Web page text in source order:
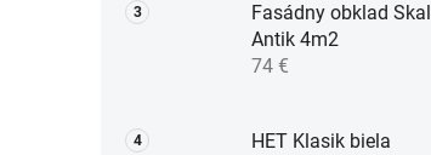
Fasádny obklad
Antik 4m2
74 €
HET Klasik biela